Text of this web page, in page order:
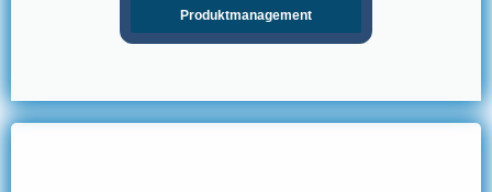
Produktmanagement